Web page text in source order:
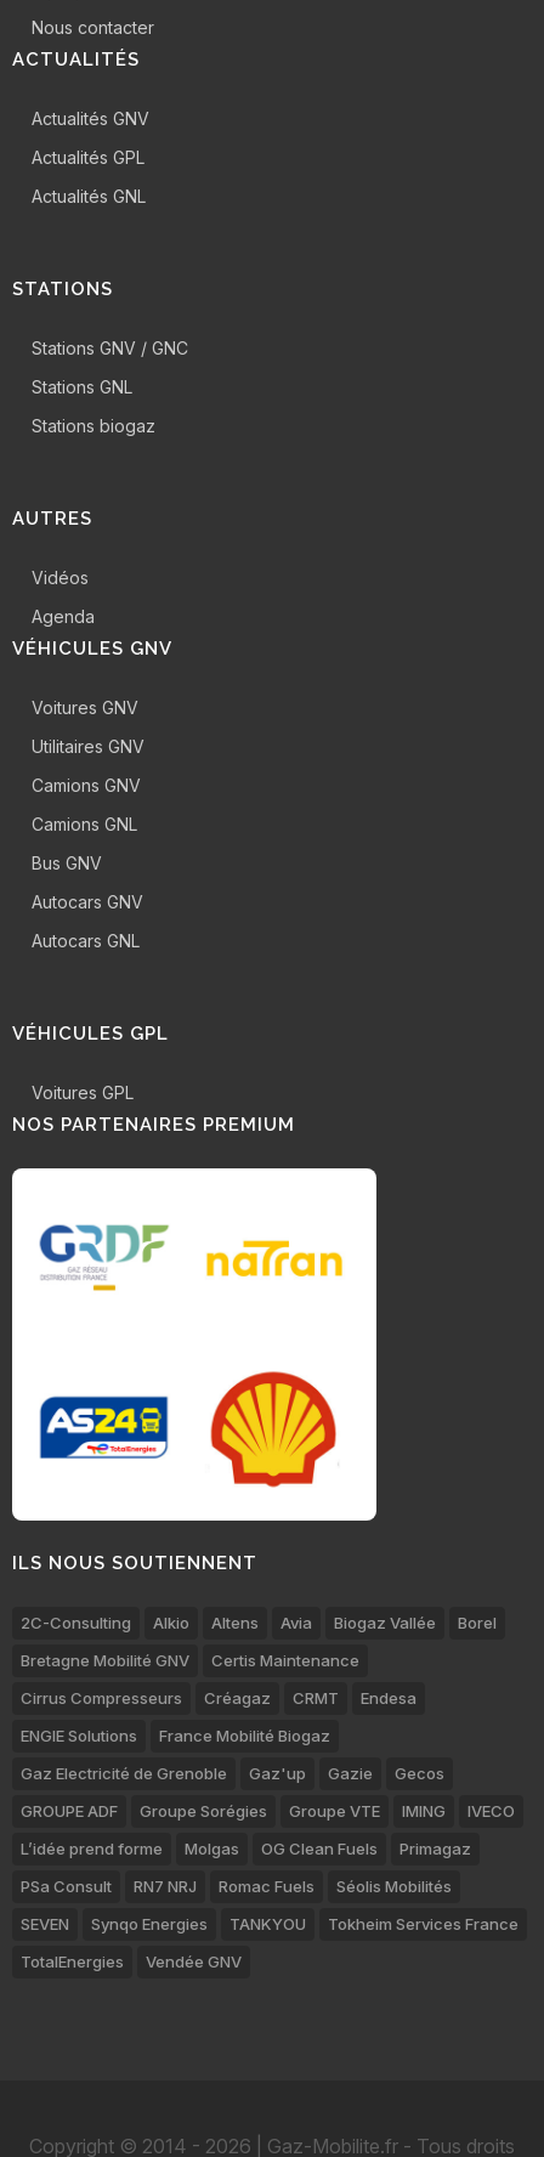
Nous contacter
ACTUALITÉS
Actualités GNV
Actualités GPL
Actualités GNL
STATIONS
Stations GNV / GNC
Stations GNL
Stations biogaz
AUTRES
Vidéos
Agenda
VÉHICULES GNV
Voitures GNV
Utilitaires GNV
Camions GNV
Camions GNL
Bus GNV
Autocars GNV
Autocars GNL
VÉHICULES GPL
Voitures GPL
NOS PARTENAIRES PREMIUM
ILS NOUS SOUTIENNENT
2C-Consulting Alkio Altens Avia Biogaz Vallée
Borel
Bretagne Mobilité GNV
Certis Maintenance
Cirrus Compresseurs
Créagaz CRMT
Endesa
ENGIE Solutions
France Mobilité Biogaz
Gaz Electricité de Grenoble
Gaz'up Gazie
Gecos
GROUPE ADF
Groupe Sorégies Groupe VTE IMING
IVECO
L’idée prend forme
Molgas OG Clean Fuels
Primagaz
PSa Consult
RN7 NRJ Romac Fuels
Séolis Mobilités
SEVEN
Synqo Energies TANKYOU
Tokheim Services France
TotalEnergies
Vendée GNV
Copyright © 2014 - 2026 | Gaz-Mobilite.fr - Tous droits